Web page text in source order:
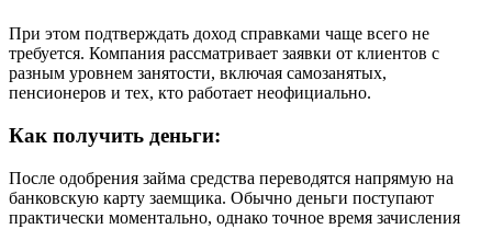
При этом подтверждать доход справками чаще всего не
требуется. Компания рассматривает заявки от клиентов с
разным уровнем занятости, включая самозанятых,
пенсионеров и тех, кто работает неофициально.
Как получить деньги:
После одобрения займа средства переводятся напрямую на
банковскую карту заемщика. Обычно деньги поступают
практически моментально, однако точное время зачисления